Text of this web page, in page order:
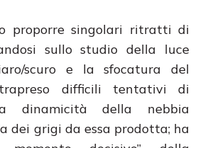
proporre singolari ritratti di
sullo studio della luce
scuro e la sfocatura del
difficili tentativi di
dinamicità della nebbia
dei grigi da essa prodotta; ha